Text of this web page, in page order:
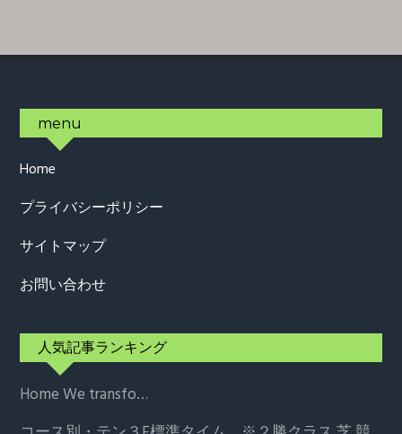
Footer
menu
Home
プライバシーポリシー
サイトマップ
お問い合わせ
人気記事ランキング
HomeWe transfo…